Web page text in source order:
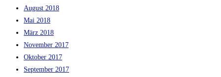
August 2018
Mai 2018
März 2018
November 2017
Oktober 2017
September 2017